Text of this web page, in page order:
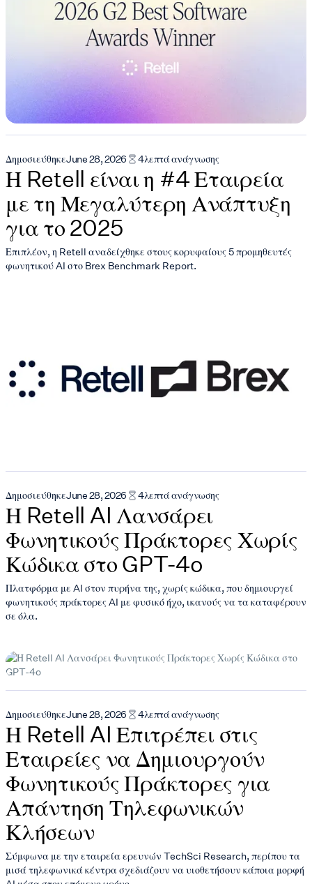
ΔημοσιεύθηκεJune 28, 2026 4λεπτά ανάγνωσης
Η Retell είναι η #4 Εταιρεία
με τη Μεγαλύτερη Ανάπτυξη
για το 2025
Επιπλέον, η Retell αναδείχθηκε στους κορυφαίους 5 προμηθευτές
φωνητικού AI στο Brex Benchmark Report.
ΔημοσιεύθηκεJune 28, 2026 4λεπτά ανάγνωσης
Η Retell AI Λανσάρει
Φωνητικούς Πράκτορες Χωρίς
Κώδικα στο GPT-4o
Πλατφόρμα με AI στον πυρήνα της, χωρίς κώδικα, που δημιουργεί
φωνητικούς πράκτορες AI με φυσικό ήχο, ικανούς να τα καταφέρουν
σε όλα.
ΔημοσιεύθηκεJune 28, 2026 4λεπτά ανάγνωσης
Η Retell AI Επιτρέπει στις
Εταιρείες να Δημιουργούν
Φωνητικούς Πράκτορες για
Απάντηση Τηλεφωνικών
Κλήσεων
Σύμφωνα με την εταιρεία ερευνών TechSci Research, περίπου τα
μισά τηλεφωνικά κέντρα σχεδιάζουν να υιοθετήσουν κάποια μορφή